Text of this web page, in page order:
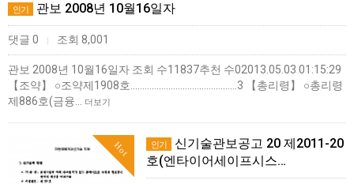
인기 관보 2008년 10월16일자
댓글 0 | 조회 8,001
관보 2008년 10월16일자 조회 수11837추천 수02013.05.03 01:15:29
【조약】 ○조약제1908호………………………………………3 【총리령】 ○총리령
제886호(금융…
더보기
Hot 인기
신기술관보공고 20 제2011-20
호(엔타이어세이프시스…